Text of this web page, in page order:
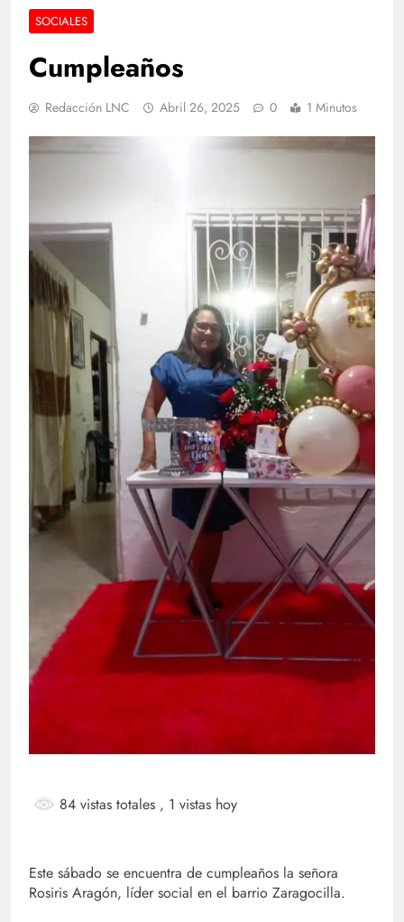
SOCIALES
Cumpleaños
Redacción LNC Abril 26, 2025 0 1 Minutos
84 vistas totales , 1 vistas hoy
Este sábado se encuentra de cumpleaños la señora
Rosiris Aragón, líder social en el barrio Zaragocilla.